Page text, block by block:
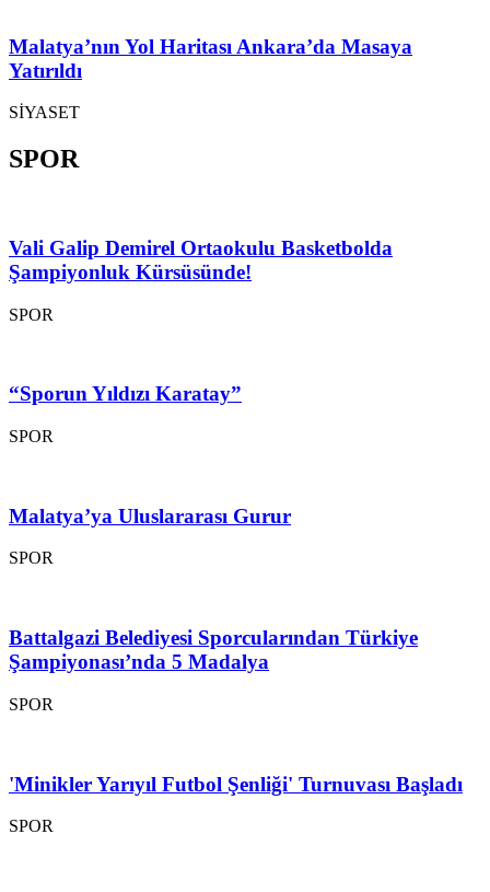
Malatya’nın Yol Haritası Ankara’da Masaya
Yatırıldı
SİYASET
SPOR
Vali Galip Demirel Ortaokulu Basketbolda
Şampiyonluk Kürsüsünde!
SPOR
“Sporun Yıldızı Karatay”
SPOR
Malatya’ya Uluslararası Gurur
SPOR
Battalgazi Belediyesi Sporcularından Türkiye
Şampiyonası’nda 5 Madalya
SPOR
'Minikler Yarıyıl Futbol Şenliği' Turnuvası Başladı
SPOR